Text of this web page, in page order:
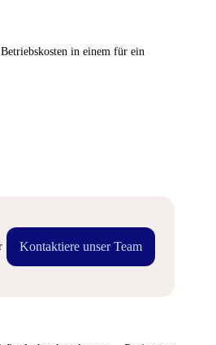
in einem für ein
Kontaktiere unser Team